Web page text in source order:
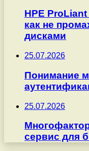
HPE
как не
дисками
25.07.2026
Понимание
25.07.2026
сервис для